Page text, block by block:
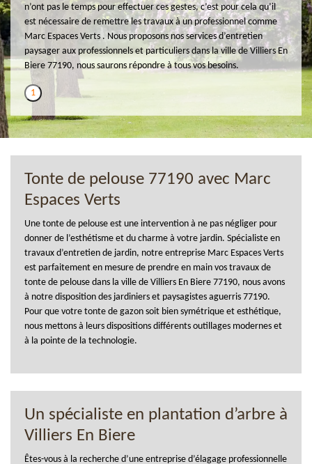
n’ont pas le temps pour effectuer ces gestes, c’est pour cela qu’il
est nécessaire de remettre les travaux à un professionnel comme
Marc Espaces Verts . Nous proposons nos services d’entretien
paysager aux professionnels et particuliers dans la ville de Villiers En
Biere 77190, nous saurons répondre à tous vos besoins.
1
Tonte de pelouse 77190 avec Marc
Espaces Verts
Une tonte de pelouse est une intervention à ne pas négliger pour
donner de l’esthétisme et du charme à votre jardin. Spécialiste en
travaux d’entretien de jardin, notre entreprise Marc Espaces Verts
est parfaitement en mesure de prendre en main vos travaux de
tonte de pelouse dans la ville de Villiers En Biere 77190, nous avons
à notre disposition des jardiniers et paysagistes aguerris 77190.
Pour que votre tonte de gazon soit bien symétrique et esthétique,
nous mettons à leurs dispositions différents outillages modernes et
à la pointe de la technologie.
Un spécialiste en plantation d’arbre à
Villiers En Biere
Êtes-vous à la recherche d’une entreprise d’élagage professionnelle